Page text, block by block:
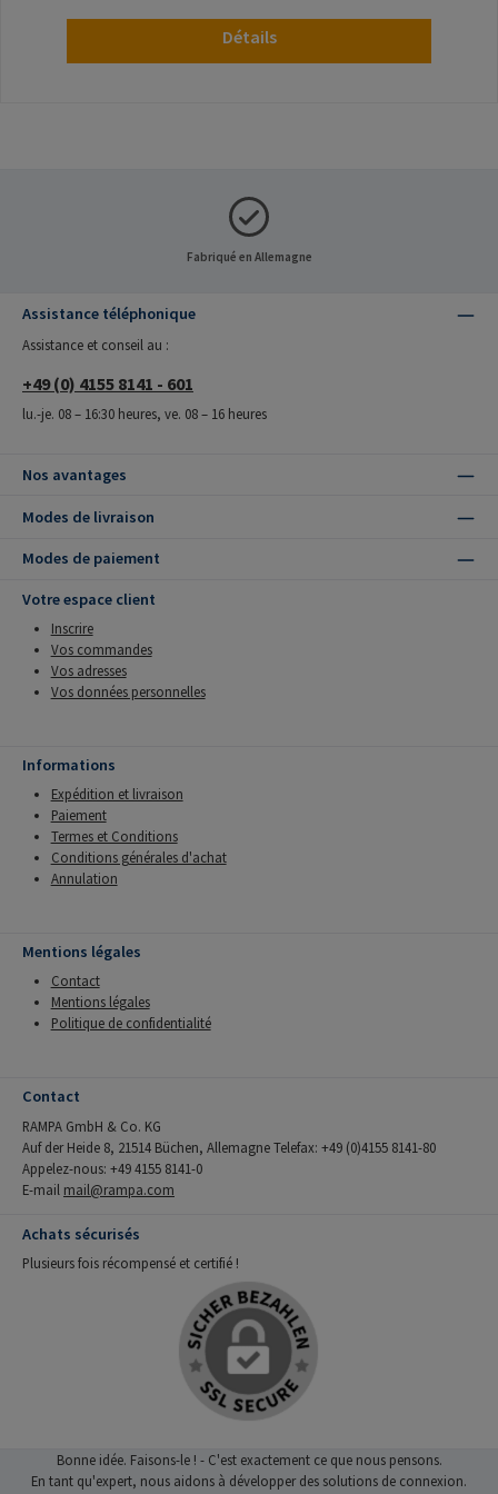
Détails
Fabriqué en Allemagne
Assistance téléphonique
Assistance et conseil au :
+49 (0) 4155 8141 - 601
lu.-je. 08 – 16:30 heures, ve. 08 – 16 heures
Nos avantages
Modes de livraison
Modes de paiement
Votre espace client
Inscrire
Vos commandes
Vos adresses
Vos données personnelles
Informations
Expédition et livraison
Paiement
Termes et Conditions
Conditions générales d'achat
Annulation
Mentions légales
Contact
Mentions légales
Politique de confidentialité
Contact
RAMPA GmbH & Co. KG
Auf der Heide 8, 21514 Büchen, Allemagne Telefax: +49 (0)4155 8141-80
Appelez-nous: +49 4155 8141-0
E-mail mail@rampa.com
Achats sécurisés
Plusieurs fois récompensé et certifié !
Bonne idée. Faisons-le ! - C'est exactement ce que nous pensons.
En tant qu'expert, nous aidons à développer des solutions de connexion.